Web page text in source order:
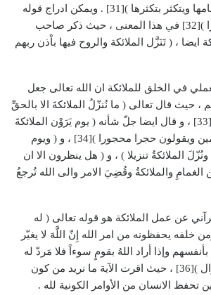
الجزئية فينقسم بانقسامها ويتكثر بتكثرها )[31] . ويمكن ادراج قوله
تعالى ( فالمدبرات أمرا )[32] في هذا المعنى ، حيث ذكر صاحب
ايضا ، ( تَنَزَّل الملائكة والروح فيها باْذن ربهم
في الخلق للملائكة ان الله تعالى جعل
، حيث قال تعالى ( ما نُنزّلُ الملائكةَ الا بالحقِّ
وما كانوا إذاً مُنظَرين )[33] ، و قال ايضا جلّ شأنه ( يوم يَرَوْن الملائكةَ
لا بشرى يومئذ للمجرمين ويقولون حجرا محجورا )[34] ، و ( ويوم
الملائكةُ تنزيلا ) ، و ( هل ينظرون الا ان
والملائكةُ وقُضِيَ الامر والى الله تُرجعُ
عن عمل الملائكة هو قوله تعالى ( له
خلفه يحفظونه من امر الله إِنّ اللَّهَ لا يغيّر
وإذا أراد اللهُ بقومٍ سوءاً فلا مَردّ له
وما لهم من دونه من وال )[36] ، حيث اقرت الآية ما نريد من كون
تحفظ الانسان من الأوامر الكونية لله .